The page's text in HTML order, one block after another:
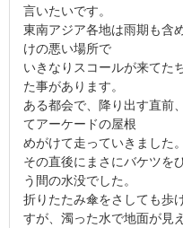
言いたいです。
東南アジア各地は雨期も含
けの悪い場所で
いきなりスコールが来てた
た事があります。
ある都会で、降り出す直前
てアーケードの屋根
めがけて走っていきました。
その直後にまさにバケツを
う間の水没でした。
折りたたみ傘をさしても歩
すが、濁った水で地面が見